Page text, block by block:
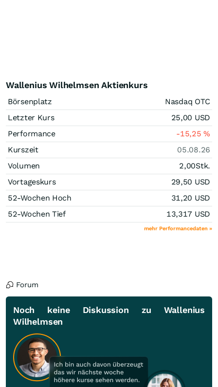
Wallenius Wilhelmsen Aktienkurs
Börsenplatz
Nasdaq OTC
Letzter Kurs
25,00 USD
Performance
-15,25%
Kurszeit
05.08.26
Volumen
2,00Stk.
Vortageskurs
29,50 USD
52-Wochen Hoch
31,20 USD
52-Wochen Tief
13,317 USD
mehr Performancedaten »
Forum
Noch keine Diskussion zu Wallenius
Wilhelmsen